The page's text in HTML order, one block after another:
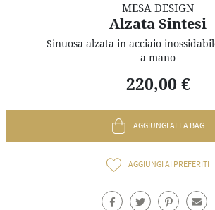
MESA DESIGN
Alzata Sintesi
Sinuosa alzata in acciaio
a mano
220,00 €
AGGIUNGI AI PREFERITI
AGGIUNGI ALLA BAG